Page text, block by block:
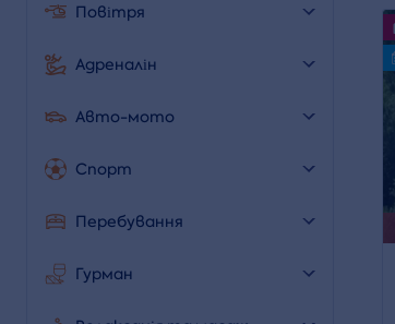
Повітря
Адреналін
Авто-мото
Спорт
Перебування
Гурман